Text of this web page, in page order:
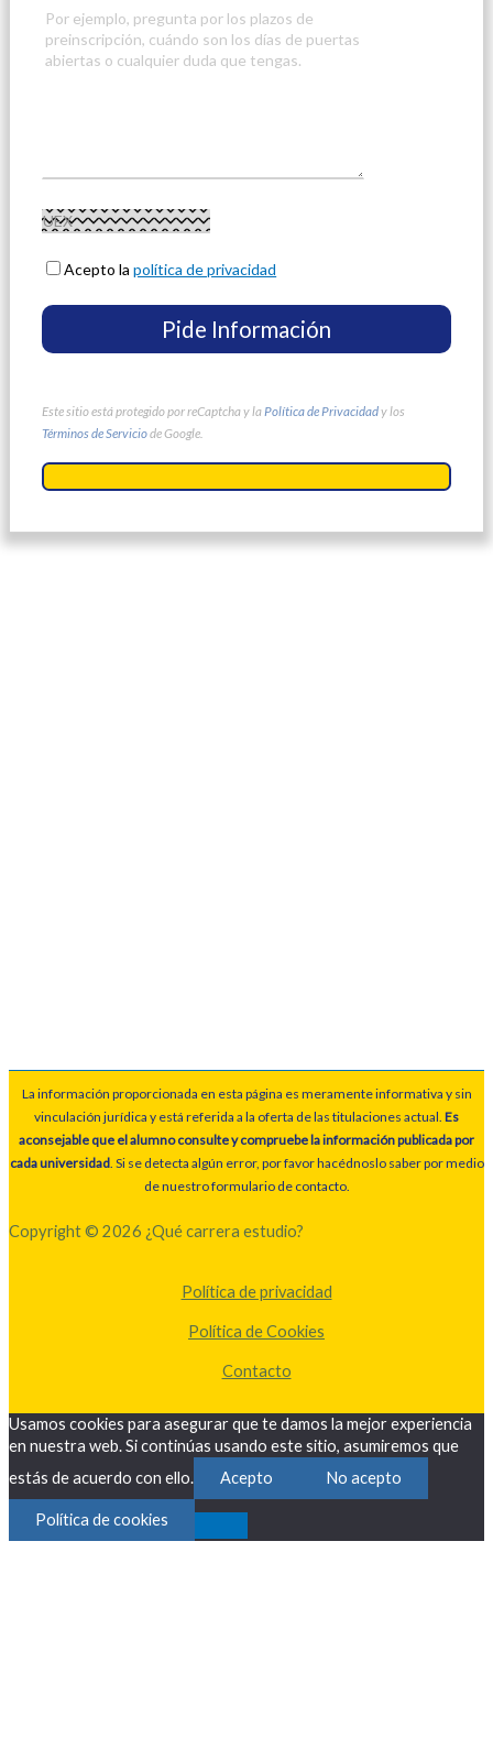
Acepto lapolítica de privacidad
Este sitio está protegido por reCaptcha y la Política de Privacidady los
Términos de Serviciode Google.
La información proporcionada en esta página es meramente informativa y sin
vinculación jurídica y está referida a la oferta de las titulaciones actual. Es
aconsejable que el alumno consulte y compruebe la información publicada por
cada universidad. Si se detecta algún error, por favor hacédnoslo saber por medio
de nuestro formulario de contacto.
Copyright © 2026 ¿Qué carrera estudio?
Política de privacidad
Política de Cookies
Contacto
Usamos cookies para asegurar que te damos la mejor experiencia
en nuestra web. Si continúas usando este sitio, asumiremos que
estás de acuerdo con ello.
Acepto No acepto
Política de cookies